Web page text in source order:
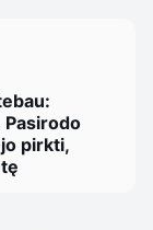
Pasirodo
pirkti,